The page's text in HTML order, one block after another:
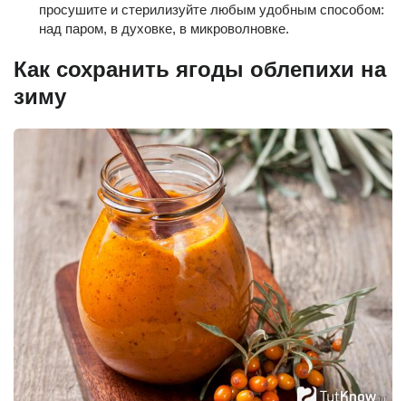
просушите и стерилизуйте любым удобным способом:
над паром, в духовке, в микроволновке.
Как сохранить ягоды облепихи на
зиму